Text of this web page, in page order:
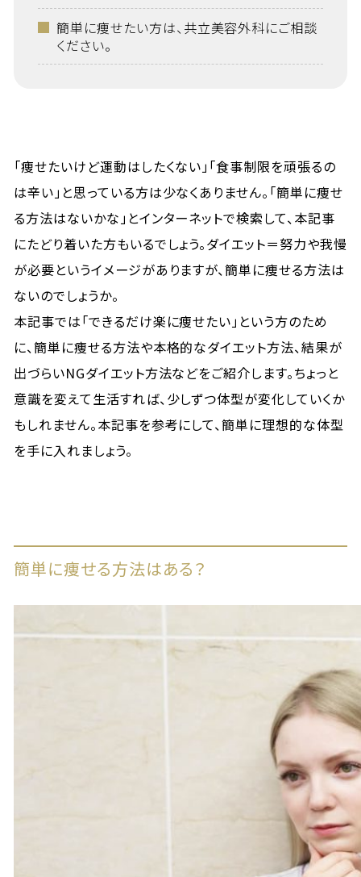
簡単に痩せたい方は、共立美容外科にご相談
ください。
「痩せたいけど運動はしたくない」「食事制限を頑張るの
は辛い」と思っている方は少なくありません。「簡単に痩せ
る方法はないかな」とインターネットで検索して、本記事
にたどり着いた方もいるでしょう。ダイエット＝努力や我慢
が必要というイメージがありますが、簡単に痩せる方法は
ないのでしょうか。
本記事では「できるだけ楽に痩せたい」という方のため
に、簡単に痩せる方法や本格的なダイエット方法、結果が
出づらいNGダイエット方法などをご紹介します。ちょっと
意識を変えて生活すれば、少しずつ体型が変化していくか
もしれません。本記事を参考にして、簡単に理想的な体型
を手に入れましょう。
簡単に痩せる方法はある？